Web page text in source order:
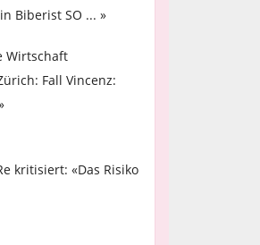
Biberist SO ... »
Fall Vincenz:
kritisiert: «Das Risiko